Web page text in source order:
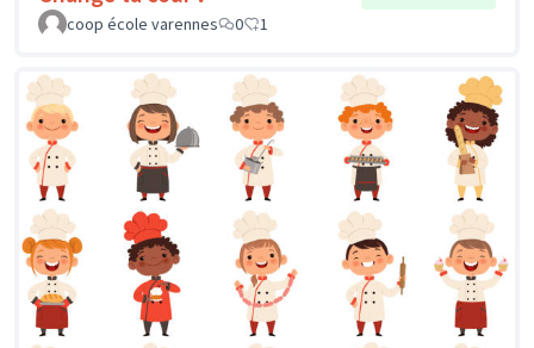
coop école varennes
0 1